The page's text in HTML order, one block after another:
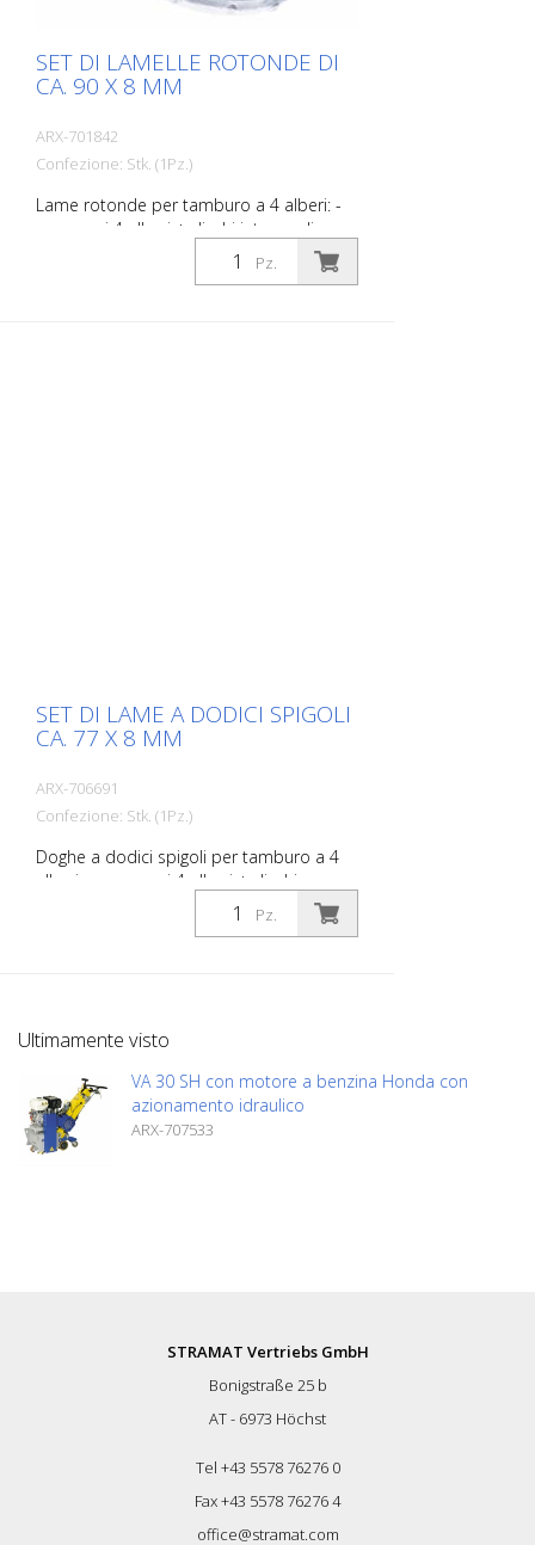
SET DI LAMELLE ROTONDE DI
CA. 90 X 8 MM
ARX-701842
Confezione: Stk. (1Pz.)
Lame rotonde per tamburo a 4 alberi: -
compresi 4 alberi + dischi intermedi per
tamburo a 4 alberi VA 30 S, VA 30 SH Set
di lamelle con inserti in metallo duro, per
Pz.
SET DI LAME A DODICI SPIGOLI
CA. 77 X 8 MM
ARX-706691
Confezione: Stk. (1Pz.)
Doghe a dodici spigoli per tamburo a 4
alberi: - compresi 4 alberi + dischi
intermedi per tamburo a 4 alberi VA 30 S,
VA 30 SH Set di lamelle con inserti in
Arx VA 30, VA 30 SH
Pz.
Ultimamente visto
VA 30 SH con motore a benzina Honda con
azionamento idraulico
ARX-707533
STRAMAT Vertriebs GmbH
Bonigstraße 25 b
AT - 6973 Höchst
Tel +43 5578 76276 0
Fax +43 5578 76276 4
office@stramat.com